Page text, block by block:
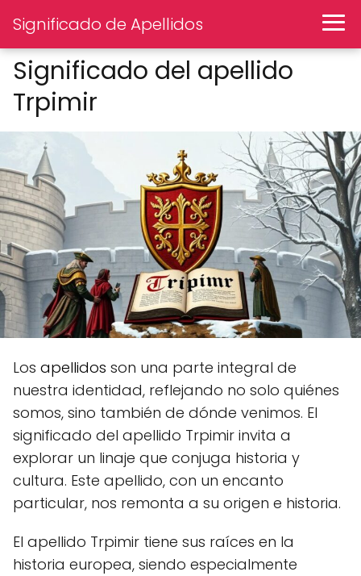
Significado de Apellidos
Significado del apellido
Trpimir
Los apellidos son una parte integral de
nuestra identidad, reflejando no solo quiénes
somos, sino también de dónde venimos. El
significado del apellido Trpimir invita a
explorar un linaje que conjuga historia y
cultura. Este apellido, con un encanto
particular, nos remonta a su origen e historia.
El apellido Trpimir tiene sus raíces en la
historia europea, siendo especialmente